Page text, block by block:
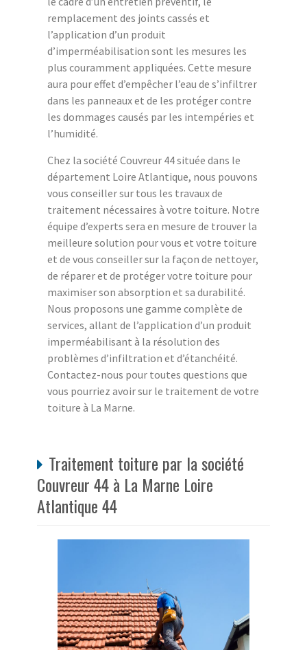
remplacement des joints cassés et
l’application d’un produit
d’imperméabilisation sont les mesures les
plus couramment appliquées. Cette mesure
aura pour effet d’empêcher l’eau de s’infiltrer
dans les panneaux et de les protéger contre
les dommages causés par les intempéries et
l’humidité.
Chez la société Couvreur 44 située dans le
département Loire Atlantique, nous pouvons
vous conseiller sur tous les travaux de
traitement nécessaires à votre toiture. Notre
équipe d’experts sera en mesure de trouver la
meilleure solution pour vous et votre toiture
et de vous conseiller sur la façon de nettoyer,
de réparer et de protéger votre toiture pour
maximiser son absorption et sa durabilité.
Nous proposons une gamme complète de
services, allant de l’application d’un produit
imperméabilisant à la résolution des
problèmes d’infiltration et d’étanchéité.
Contactez-nous pour toutes questions que
vous pourriez avoir sur le traitement de votre
toiture à La Marne.
Traitement toiture par la société
Couvreur 44 à La Marne Loire
Atlantique 44